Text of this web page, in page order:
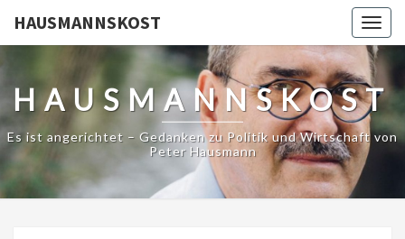
HAUSMANNSKOST
HAUSMANNSKOST
Es ist angerichtet – Gedanken zu Politik und Wirtschaft von
Peter Hausmann